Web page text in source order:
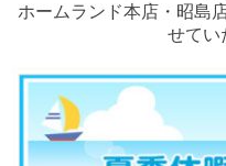
ホームランド本店・昭島
せてい